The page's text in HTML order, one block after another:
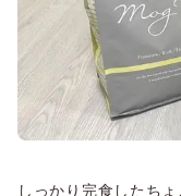
しっかり完食したち